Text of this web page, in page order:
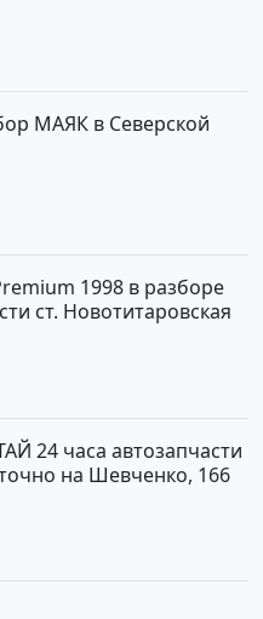
МАЯК в Северской
1998 в разборе
ст. Новотитаровская
24 часа автозапчасти
на Шевченко, 166